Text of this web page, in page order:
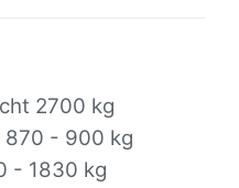
2700 kg
870 - 900 kg
- 1830 kg